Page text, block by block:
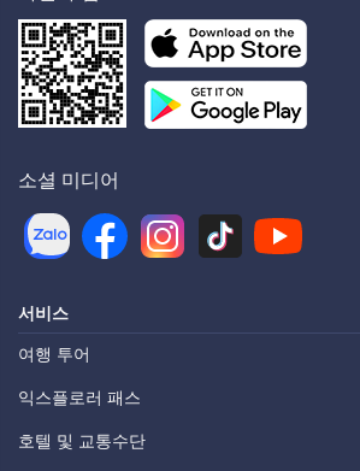
소셜 미디어
서비스
여행 투어
익스플로러 패스
호텔 및 교통수단